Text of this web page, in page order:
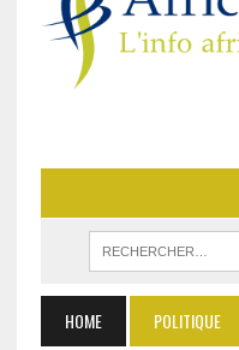
HOME POLITIQUE